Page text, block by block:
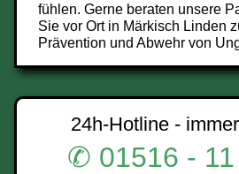
fühlen. Gerne beraten unsere
Sie vor Ort in Märkisch Linden
Prävention und Abwehr von
24h-Hotline -
✆ 01516 -